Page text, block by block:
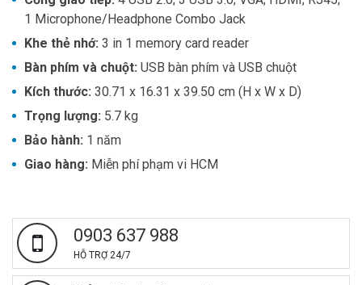
1 Microphone/Headphone Combo Jack
Khe thẻ nhớ: 3 in 1 memory card reader
Bàn phím và chuột: USB bàn phím và USB chuột
Kích thước: 30.71 x 16.31 x 39.50 cm (H x W x D)
Trọng lượng: 5.7 kg
Bảo hành: 1 năm
Giao hàng: Miễn phí phạm vi HCM
0903 637 988
HỖ TRỢ 24/7